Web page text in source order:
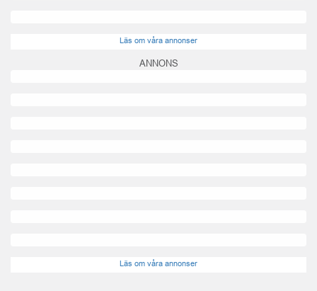
Läs om våra annonser
ANNONS
Läs om våra annonser